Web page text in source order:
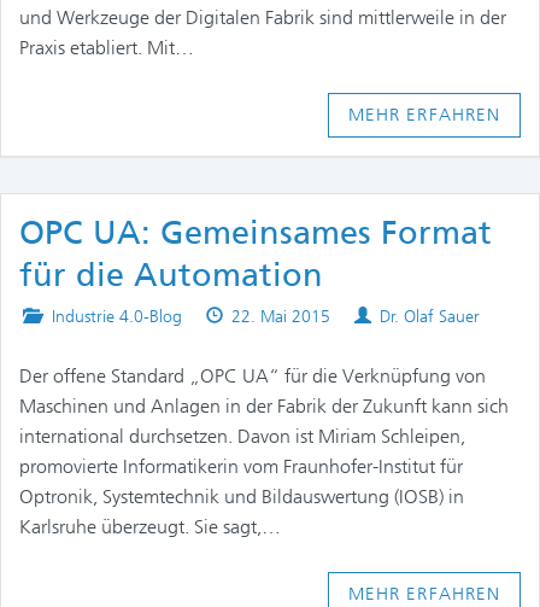
und Werkzeuge der Digitalen Fabrik sind mittlerweile in der
Praxis etabliert. Mit…
MEHR ERFAHREN
OPC UA: Gemeinsames Format
für die Automation
Posted
Industrie 4.0-Blog
Published
22. Mai 2015 Authors
Dr. Olaf Sauer
Der offene Standard „OPC UA“ für die Verknüpfung von
Maschinen und Anlagen in der Fabrik der Zukunft kann sich
international durchsetzen. Davon ist Miriam Schleipen,
promovierte Informatikerin vom Fraunhofer-Institut für
Optronik, Systemtechnik und Bildauswertung (IOSB) in
Karlsruhe überzeugt. Sie sagt,…
MEHR ERFAHREN